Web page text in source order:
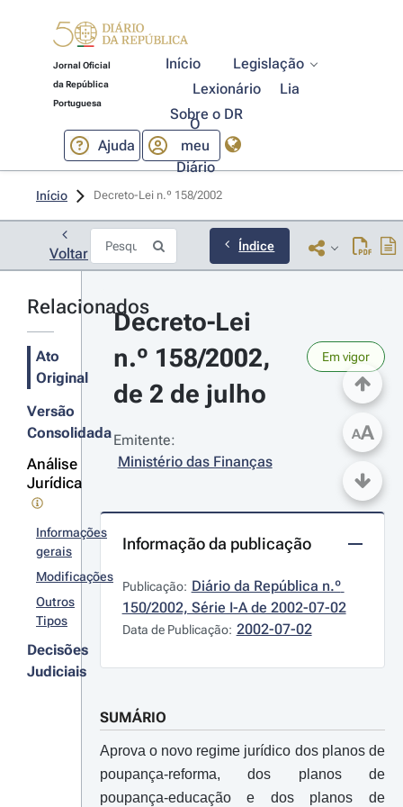
Jornal Oficial
da República
Portuguesa
Início
Legislação
Lexionário
Lia
Sobre o DR
Ajuda
O
meu
Diário
Início Decreto-Lei n.º 158/2002
Voltar Índice
Relacionados
Ato
Original
Versão
Consolidada
Análise
Jurídica
Informações
gerais
Modificações
Outros
Tipos
Decisões
Judiciais
Decreto-Lei
n.º 158/2002,
de 2 de julho
Em vigor
Emitente:
Ministério das Finanças
Informação da publicação
Publicação: Diário da República n.º
150/2002, Série I-A de 2002-07-02
Data de Publicação: 2002-07-02
SUMÁRIO
Aprova o novo regime jurídico dos planos de
poupança-reforma, dos planos de
poupança-educação e dos planos de
AA